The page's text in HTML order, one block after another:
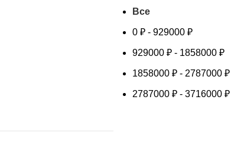
Все
0 ₽ - 929000 ₽
929000 ₽ - 1858000 ₽
1858000 ₽ - 2787000 ₽
2787000 ₽ - 3716000 ₽